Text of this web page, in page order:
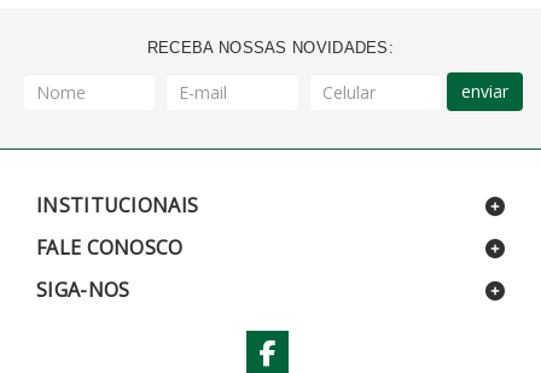
RECEBA NOSSAS NOVIDADES:
enviar
INSTITUCIONAIS
FALE CONOSCO
SIGA-NOS